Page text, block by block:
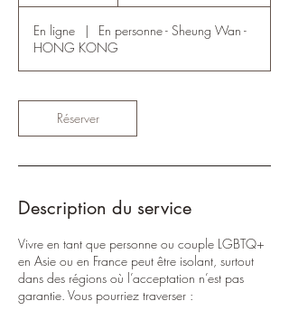
à
2
h
dollars
Kong
En ligne |
En personne - Sheung Wan -
HONG KONG
Réserver
Description du service
Vivre en tant que personne ou couple LGBTQ+
en Asie ou en France peut être isolant, surtout
dans des régions où l’acceptation n’est pas
garantie. Vous pourriez traverser :